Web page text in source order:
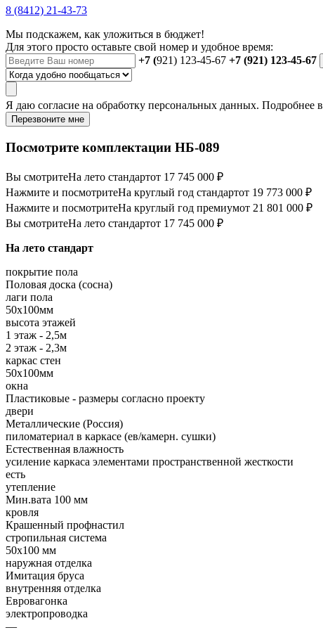
8 (8412) 21-43-73
Мы подскажем, как уложиться в бюджет!
Для этого просто оставьте свой номер и удобное время:
+7 (921) 123-45-67 +7 (921) 123-45-67
Я даю согласие на обработку персональных данных. Подробнее в
Перезвоните мне
Посмотрите комплектации НБ-089
Вы смотритеНа лето стандартот 17 745 000 ₽
Нажмите и посмотритеНа круглый год стандартот 19 773 000 ₽
Нажмите и посмотритеНа круглый год премиумот 21 801 000 ₽
Вы смотритеНа лето стандартот 17 745 000 ₽
На лето стандарт
покрытие пола
Половая доска (сосна)
лаги пола
50х100мм
высота этажей
1 этаж - 2,5м
2 этаж - 2,3м
каркас стен
50х100мм
окна
Пластиковые - размеры согласно проекту
двери
Металлические (Россия)
пиломатериал в каркасе (ев/камерн. сушки)
Естественная влажность
усиление каркаса элементами пространственной жесткости
есть
утепление
Мин.вата 100 мм
кровля
Крашенный профнастил
стропильная система
50х100 мм
наружная отделка
Имитация бруса
внутренняя отделка
Евровагонка
электропроводка
—